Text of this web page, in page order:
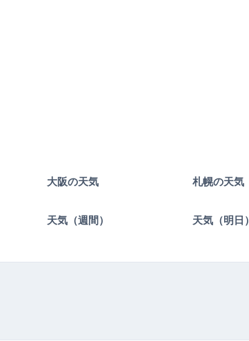
大阪の天気 札幌の天気
天気（週間） 天気（明日）